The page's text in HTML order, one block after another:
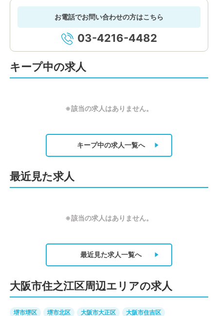
お電話でお問い合わせの方はこちら
03-4216-4482
キープ中の求人
※該当の求人はありません。
キープ中の求人一覧へ
最近見た求人
※該当の求人はありません。
最近見た求人一覧へ
大阪市住之江区周辺エリアの求人
堺市堺区 堺市北区 大阪市大正区 大阪市住吉区